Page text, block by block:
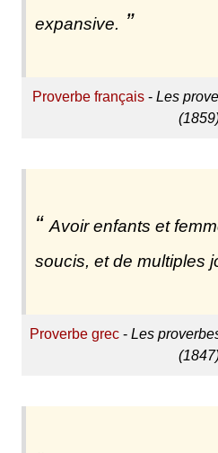
expansive.
Proverbe français- Les
Avoir enfants et
soucis, et de multiples
Proverbe grec -Les